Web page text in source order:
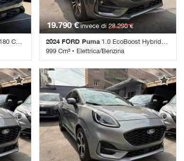
ST-Line
•
Airbag
Auto •
•
19.790 €invece di28.290 €
2024 FORD Puma 1.0 EcoBoost Hybrid 125CV AUT. ST LINE
999 Cm³ • Elettrica/Benzina
37.770 Km • Cambio Automatico (7) •
Grigio metallizzato • 5 Porte • ABS • Airbag
• Airbag laterali • Airbag Passeggero •
Airbag posteriore • Alzacristalli elettrici •
Android Auto • Apple CarPlay • Autoradio •
Bluetooth • Boardcomputer • Bracciolo •
Cerchi in lega • Chiusura centralizzata •
Chiusura centralizzata telecomandata •
Climatizzatore • Controllo elettronico della
corsia • Controllo vocale • Cruise Control •